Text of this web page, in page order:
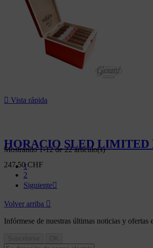
 Vista rápida
HORACIO SLED LIMITED
247,50 CHF
Mostrando 1-12 de 22 artículo(s)
1
2
Siguiente
Volver arriba 
Infórmese de nuestras últimas noticias y ofertas